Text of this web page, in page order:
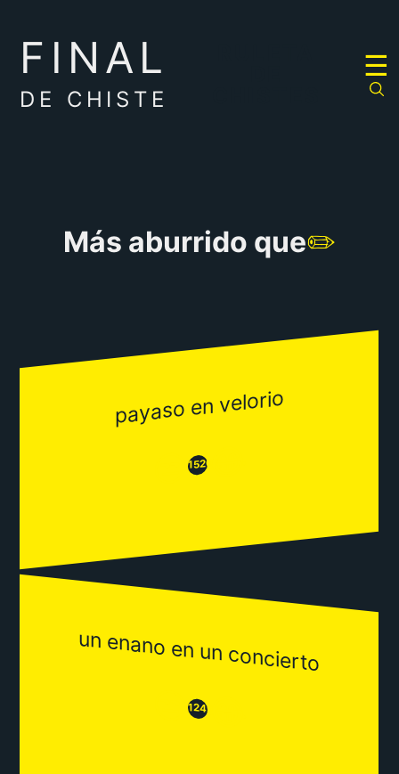
FINAL
DE CHISTE
☰
Más aburrido que✏️
payaso en velorio
😒1520😂
un enano en un concierto
😒1245😂